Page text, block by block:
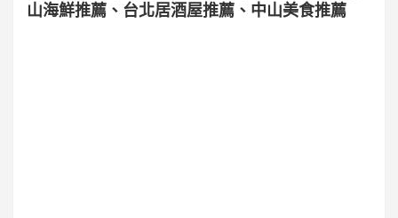
山海鮮推薦、台北居酒屋推薦、中山美食推薦